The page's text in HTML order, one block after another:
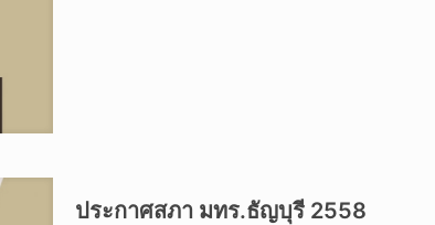
ประกาศสภา มทร.ธัญบุรี 2558